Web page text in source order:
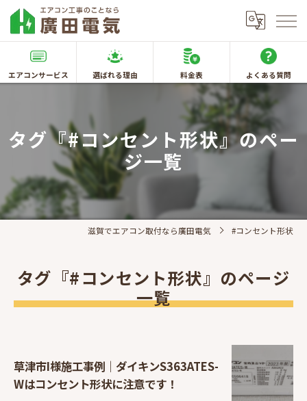
エアコンサービス 選ばれる理由 料金表 よくある質問
タグ『#コンセント形状』のペー
ジ一覧
滋賀でエアコン取付なら廣田電気 #コンセント形状
タグ『#コンセント形状』のページ
一覧
草津市I様施工事例｜ダイキンS363ATES-
Wはコンセント形状に注意です！